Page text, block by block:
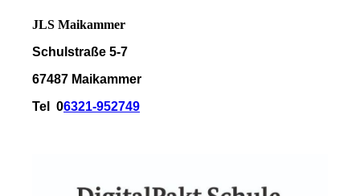
JLS Maikammer
Schulstraße 5-7
67487 Maikammer
Tel 06321-952749